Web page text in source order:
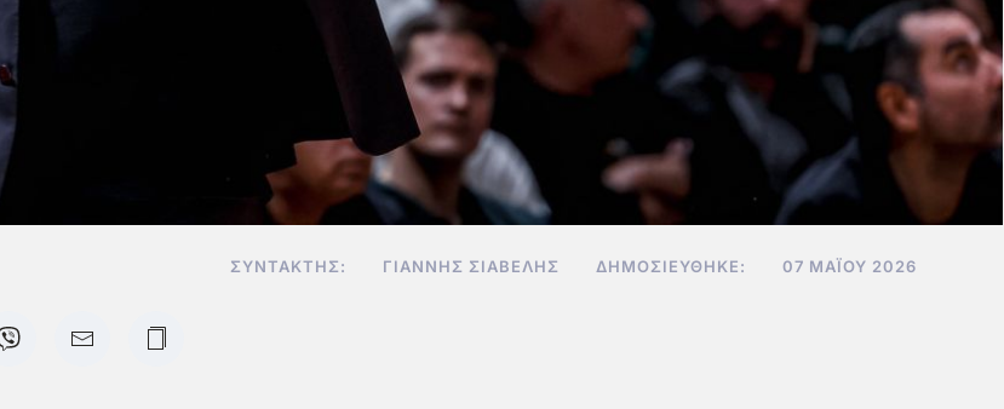
ΣΥΝΤΆΚΤΗΣ: ΓΙΆΝΝΗΣ ΣΙΑΒΕΛΉΣ ΔΗΜΟΣΙΕΎΘΗΚΕ: 07 ΜΑΪ́ΟΥ 2026